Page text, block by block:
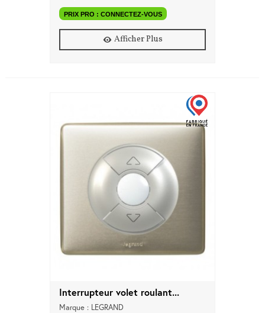
PRIX PRO : CONNECTEZ-VOUS
Afficher Plus
Interrupteur volet roulant...
Marque : LEGRAND